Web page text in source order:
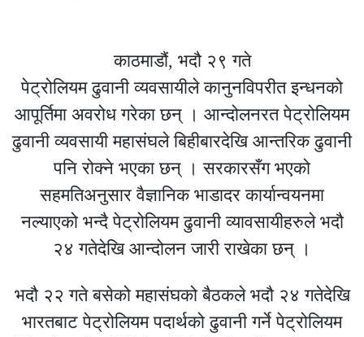
काठमाडौं, भदौ २९ गते
पेट्रोलियम ढुवानी व्यवसायीले कानुनविपरीत इन्धनको
आपूर्तिमा अवरोध गरेका छन् । आन्दोलनरत पेट्रोलियम
ढुवानी व्यवसायी महासंघले बिहीबारदेखि आन्तरिक ढुवानी
पनि रोक्ने भएका छन् । सरकारसँग भएको
सहमतिअनुसार वैज्ञानिक भाडादर कार्यान्वयनमा
नल्याएको भन्दै पेट्रोलियम ढुवानी व्यावसायीहरुले भदौ
२४ गतेदेखि आन्दोलन जारी राखेका छन् ।
भदौ २२ गते बसेको महासंघको बैठकले भदौ २४ गतेदेखि
भारतबाट पेट्रोलियम पदार्थको ढुवानी गर्ने पेट्रोलियम